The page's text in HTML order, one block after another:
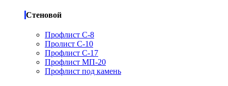
Стеновой
Профлист С-8
Пролист С-10
Профлист С-17
Профлист МП-20
Профлист под камень